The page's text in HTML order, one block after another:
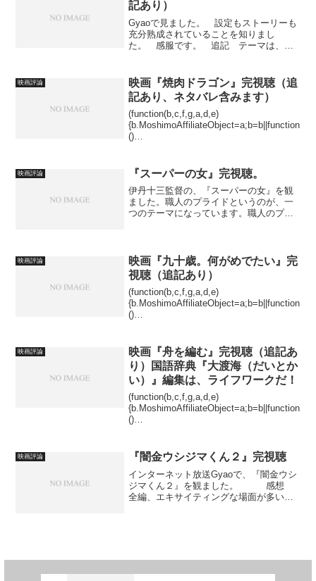
記あり）
Gyaoで見ました。 設定もストーリーも
充分熟成されていることを知りまし
た。 感服です。 追記 テーマは、
だったと思う。少なくとも僕には、そう
思えた。 「いじめ」の描写が...
映画評論
映画『焼肉ドラゴン』完視聴（追
記あり、ネタバレ含みます）
(function(b,c,f,g,a,d,e)
{b.MoshimoAffiliateObject=a;b=b||function
()
映画評論 『スーパーの女』完視聴。
伊丹十三監督の、『スーパーの女』を観
ました。職人のプライドというのが、一
つのテーマになっています。職人のプラ
台はスーパーですから、前...
映画評論
映画『九十歳。何がめでたい』完
視聴（追記あり）
(function(b,c,f,g,a,d,e)
{b.MoshimoAffiliateObject=a;b=b||function
()
映画評論
映画『舟を編む』完視聴（追記あ
り）国語辞典『大渡海（だいとか
い）』編集は、ライフワークだ！
(function(b,c,f,g,a,d,e)
{b.MoshimoAffiliateObject=a;b=b||function
()
映画評論 『闇金ウシジマくん２』完視聴
インターネット放送Gyaoで、『闇金ウシ
ジマくん２』を観ました。 感想
全編、エキサイティングな場面が多い。